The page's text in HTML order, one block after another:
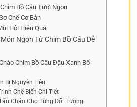
Bồ Câu Tươi Ngon
Chế Cơ Bản
Hôi Hiệu Quả
Ngon Từ Chim Bồ Câu Dễ
Chim Bồ Câu Đậu Xanh Bổ
Bị Nguyên Liệu
Chế Biến Chi Tiết
Cháo Cho Từng Đối Tượng